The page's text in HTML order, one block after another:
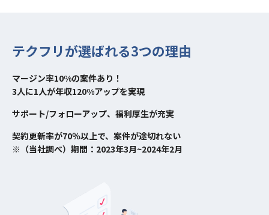
テクフリが選ばれる3つの理由
マージン率10%の案件あり！
3人に1人が年収120%アップを実現
サポート/フォローアップ、福利厚生が充実
契約更新率が70％以上で、案件が途切れない
※（当社調べ）期間：2023年3月~2024年2月